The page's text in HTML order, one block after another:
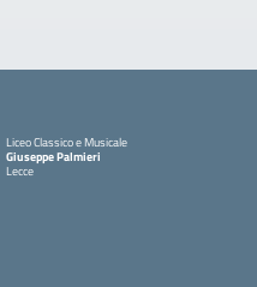
Liceo Classico e Musicale
Giuseppe Palmieri
Lecce